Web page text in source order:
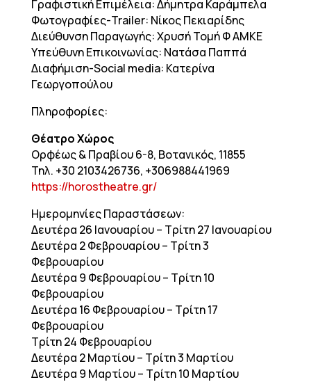
Γραφιστική Επιμέλεια: Δήμητρα Καράμπελα
Φωτογραφίες-Trailer: Νίκος Πεκιαρίδης
Διεύθυνση Παραγωγής: Χρυσή Τομή Φ ΑΜΚΕ
Υπεύθυνη Επικοινωνίας: Νατάσα Παππά
Διαφήμιση-Social media: Κατερίνα
Γεωργοπούλου
Πληροφορίες:
Θέατρο Χώρος
Ορφέως & Πραβίου 6-8, Βοτανικός, 11855
Τηλ. +30 2103426736, +306988441969
https://horostheatre.gr/
Ημερομηνίες Παραστάσεων:
Δευτέρα 26 Ιανουαρίου – Τρίτη 27 Ιανουαρίου
Δευτέρα 2 Φεβρουαρίου – Τρίτη 3
Φεβρουαρίου
Δευτέρα 9 Φεβρουαρίου – Τρίτη 10
Φεβρουαρίου
Δευτέρα 16 Φεβρουαρίου – Τρίτη 17
Φεβρουαρίου
Τρίτη 24 Φεβρουαρίου
Δευτέρα 2 Μαρτίου – Τρίτη 3 Μαρτίου
Δευτέρα 9 Μαρτίου – Τρίτη 10 Μαρτίου